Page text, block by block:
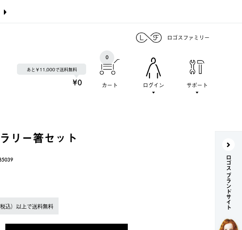
ロゴスファミリー
あと￥11,000で送料無料
¥0 カート
0
ログイン サポート
リー箸セット
込）以上で送料無料 ロゴス ブランドサイト